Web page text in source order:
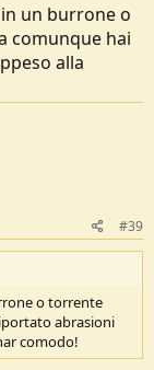
un burrone o
comunque hai
alla
#39
o torrente
abrasioni
comodo!